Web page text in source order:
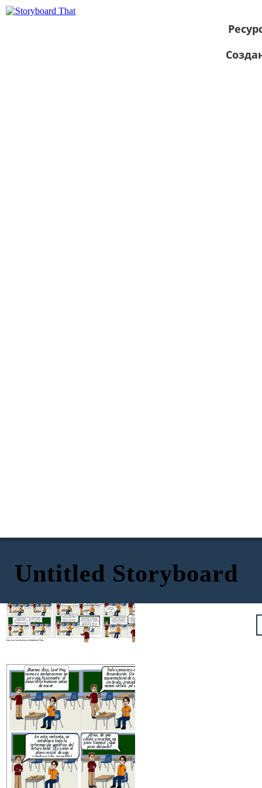
Untitled Storyboard
Cree sus los propios en Storyboard That
En este instante, se
establece toda la
información genética del
futuro bebé. ¡Es como el
plano inicial de una
construcción increíble!
¡Wow, de una
célula a muchas en
poco tiempo! ¿Qué
pasa después?
encontrar un hogar seguro! básicas y los órganos
principales.
¡Y mira! Alrededor de la
quinta semana, ya podemos
distinguir esbozos de lo
que serán sus ojos, brazos,
piernas... ¡e incluso el
corazón comienza a latir!
partir de la novena semana, lo
llamamos feto. En esta etapa,
los órganos ya están formados,
aunque inmaduros, y se dedican
principalmente a crecer y
madurar. ¡Es como refinar los
detalles de la construcción!
¿Ya pueden
hacer cosas
como chupar su
dedo?
dentro del útero. ¡Es como
Hacia el final del embarazo,
los órganos como los
pulmones se preparan para
funcionar fuera del útero.
¡Están listos para su gran
debut!
Como ves, el desarrollo
embrionario y fetal es un
proceso increíblemente complejo
y coordinado. ¡Desde una única
célula hasta un ser humano
completamente formado en tan
solo nueve meses!
¡Buenos días, Leo! Hoy
vamos a embarcarnos en
un viaje fascinante: el
desarrollo humano antes
de nacer.
Todo comienza con la
fecundación. Un único
espermatozoide se une a
un óvulo, creando una
nueva célula: ¡el cigoto!
En este instante, se
establece toda la
información genética del
futuro bebé. ¡Es como el
plano inicial de una
construcción increíble!
¡Wow, de una
célula a muchas en
poco tiempo! ¿Qué
pasa después?